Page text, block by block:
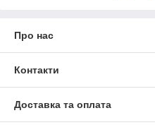
Про нас
Контакти
Доставка та оплата